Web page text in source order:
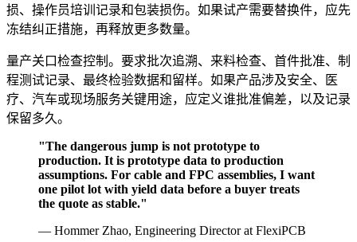
损、操作员培训记录和包装损伤。如果试产需要替换件，应先
冻结纠正措施，再释放更多数量。
量产关口检查控制。要求批次追溯、来料检查、首件批准、制
程测试记录、最终检验数据和留样。如果产品涉及安全、医
疗、汽车或现场服务关键用途，应定义谁批准偏差，以及记录
保留多久。
"The dangerous jump is not prototype to
production. It is prototype data to production
assumptions. For cable and FPC assemblies, I want
one pilot lot with yield data before a buyer treats
the quote as stable."
— Hommer Zhao, Engineering Director at FlexiPCB